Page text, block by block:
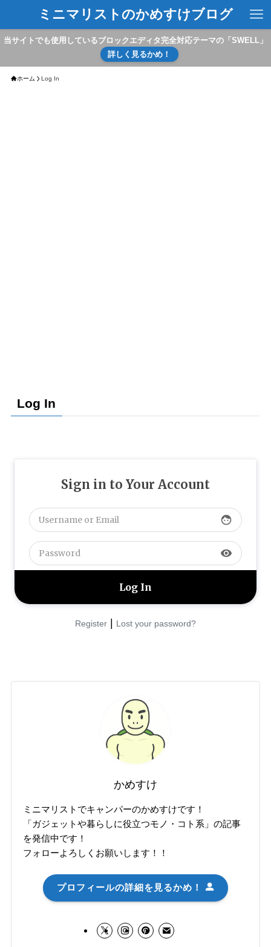
ミニマリストのかめすけブログ
当サイトでも使用しているブロックエディタ完全対応テーマの「SWELL」
詳しく見るかめ！
ホーム Log In
Log In
Sign in to Your Account
face
visibility
Register Lost your password?
かめすけ
ミニマリストでキャンパーのかめすけです！
「ガジェットや暮らしに役立つモノ・コト系」の記事
を発信中です！
フォローよろしくお願いします！！
プロフィールの詳細を見るかめ！